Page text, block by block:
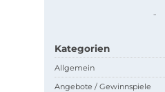
..
Kategorien
Allgemein
Angebote / Gewinnspiele